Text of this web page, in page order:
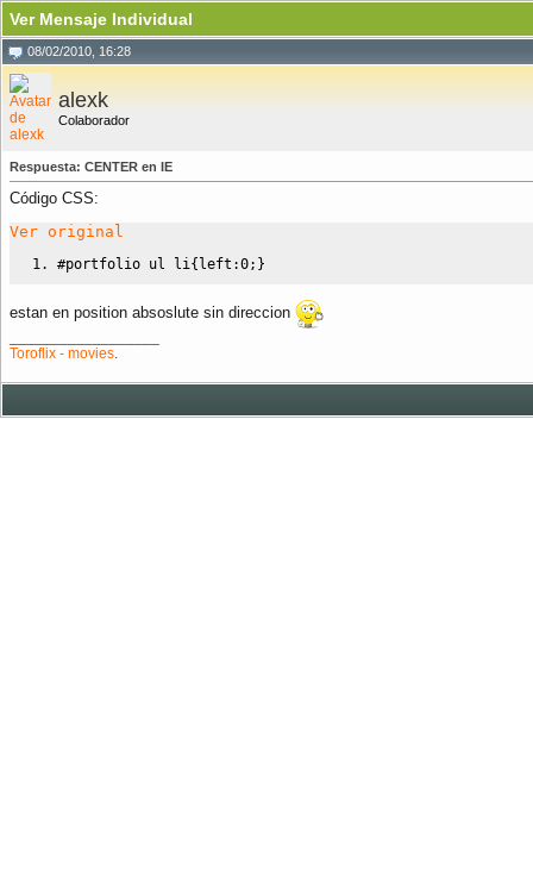
Ver Mensaje Individual
08/02/2010, 16:28
alexk
Colaborador
Respuesta: CENTER en IE
Código CSS:
Ver original
#portfolio ul li{ left :0; }
estan en position absoslute sin direccion
Toroflix - movies.